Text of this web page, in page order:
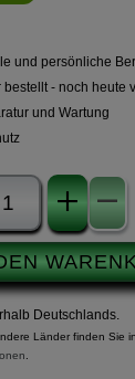
und persönliche
bestellt - noch heute
und Wartung
Deutschlands.
Länder finden Sie